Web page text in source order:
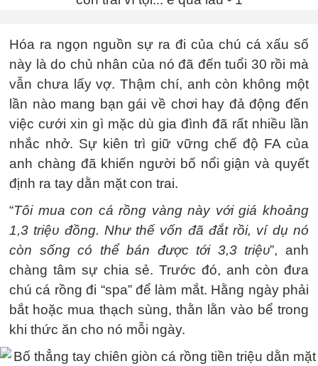
Hóa ra ngọn nguồn sự ra đi của chú cá xấu số
này là do chủ nhân của nó đã đến tuổi 30 rồi mà
vẫn chưa lấy vợ. Thậm chí, anh còn không một
lần nào mang bạn gái về chơi hay đả động đến
việc cưới xin gì mặc dù gia đình đã rất nhiều lần
nhắc nhở. Sự kiên trì giữ vững chế độ FA của
anh chàng đã khiến người bố nổi giận và quyết
định ra tay dằn mặt con trai.
“Tôi mua con cá rồng vàng này với giá khoảng
1,3 triệυ đồng. Như thế vốn đã đắt rồi, ví dụ nó
còn sống có thể bán được tới 3,3 triệυ”, anh
chàng tâm sự chia sẻ. Trước đó, anh còn đưa
chú cá rồng đi “spa” để làm mắt. Hằng ngày phải
bắt hoặc mua thạch sùng, thằn lằn vào bể trong
khi thức ăn cho nó mỗi ngày.